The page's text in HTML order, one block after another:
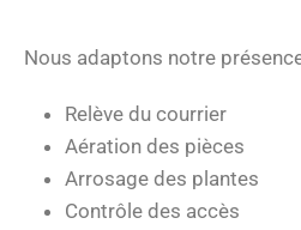
Nous adaptons notre
Relève du courrier
Aération des pièces
Arrosage des plantes
Contrôle des accès